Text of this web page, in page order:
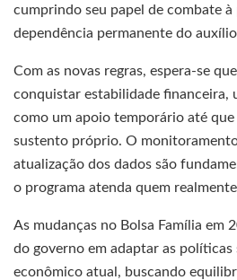
cumprindo seu papel de combate à
dependência permanente do
Com as novas regras, espera-se
conquistar estabilidade financeira,
como um apoio temporário até
sustento próprio. O
atualização dos dados são
o programa atenda quem
As mudanças no Bolsa Família em
do governo em adaptar as políticas
econômico atual, buscando